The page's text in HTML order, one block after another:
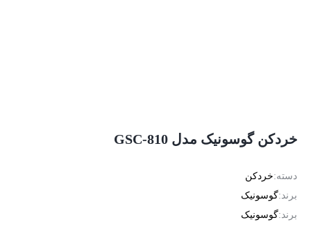
خردکن گوسونیک مدل GSC-810
دسته:خردکن
برند:گوسونیک
برند:گوسونیک